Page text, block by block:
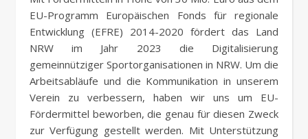
EU-Programm Europäischen Fonds für regionale
Entwicklung (EFRE) 2014-2020 fördert das Land
NRW im Jahr 2023 die Digitalisierung
gemeinnütziger Sportorganisationen in NRW. Um die
Arbeitsabläufe und die Kommunikation in unserem
Verein zu verbessern, haben wir uns um EU-
Fördermittel beworben, die genau für diesen Zweck
zur Verfügung gestellt werden. Mit Unterstützung